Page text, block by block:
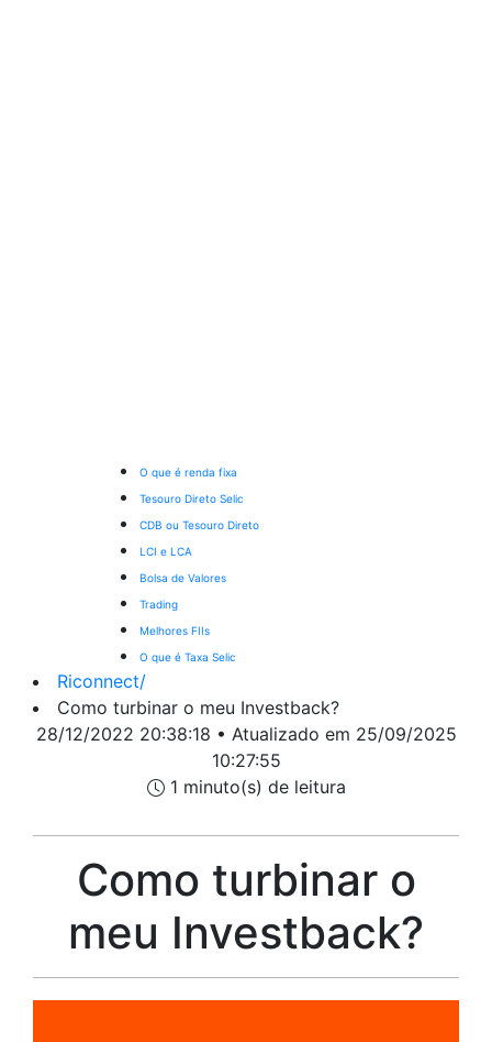
O que é renda fixa
Tesouro Direto Selic
CDB ou Tesouro Direto
LCI e LCA
Bolsa de Valores
Trading
Melhores FIIs
O que é Taxa Selic
Riconnect/
Como turbinar o meu Investback?
28/12/2022 20:38:18 • Atualizado em 25/09/2025
10:27:55
1 minuto(s) de leitura
Como turbinar o
meu Investback?